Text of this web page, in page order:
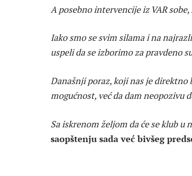
A posebno intervencije iz VAR
Iako smo se svim silama i na
uspeli da se izborimo za pravdeno
Današnji poraz, koji nas je direktno
mogućnost, već da dam neopozivu
Sa iskrenom željom da će se klub
saopštenju sada već bivšeg